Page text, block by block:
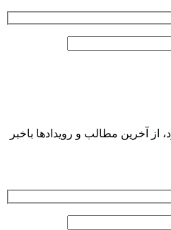
از آخرین مطالب و رویدادها باخبر